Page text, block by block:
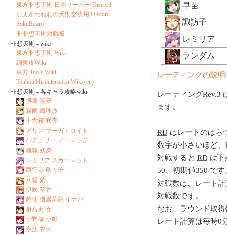
早苗
諏訪子
レミリア
ランダム
レーティングの説
レーティングRev.3
ます。
RDはレートのばら
数字が小さいほど
対戦すると RDは下
50、初期値350 です
対戦数は、レート
対戦数です。
なお、ラウンド取
レート計算は毎時0
東方非想天則 日本サーバー Discord
なまかわねむの天則交流用 Discord
SokuBoard
非非想天則対戦板
非想天則 - wiki
東方非想天則 Wiki
細東攻Wiki
東方 Tools Wiki
Touhou Hisoutensoku Wiki (en)
非想天則 - 各キャラ攻略wiki
博麗 霊夢
霧雨 魔理沙
十六夜 咲夜
アリス マーガトロイド
パチュリー ノーレッジ
魂魄 妖夢
レミリア スカーレット
西行寺 幽々子
八雲 紫
伊吹 萃香
鈴仙 優曇華院 イナバ
射命丸 文
小野塚 小町
永江 衣玖